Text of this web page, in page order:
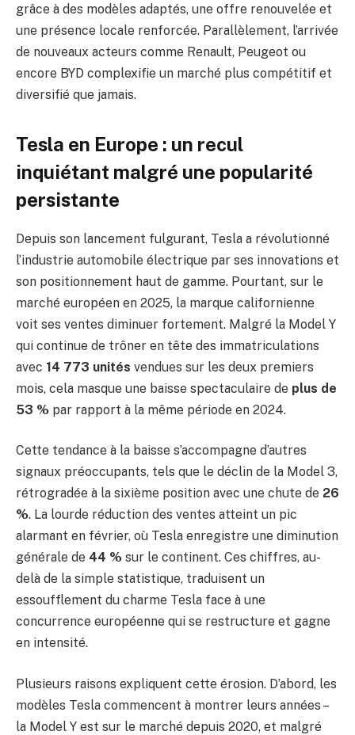
grâce à des modèles adaptés, une offre renouvelée et
une présence locale renforcée. Parallèlement, l’arrivée
de nouveaux acteurs comme Renault, Peugeot ou
encore BYD complexifie un marché plus compétitif et
diversifié que jamais.
Tesla en Europe : un recul
inquiétant malgré une popularité
persistante
Depuis son lancement fulgurant, Tesla a révolutionné
l’industrie automobile électrique par ses innovations et
son positionnement haut de gamme. Pourtant, sur le
marché européen en 2025, la marque californienne
voit ses ventes diminuer fortement. Malgré la Model Y
qui continue de trôner en tête des immatriculations
avec 14 773 unités vendues sur les deux premiers
mois, cela masque une baisse spectaculaire de plus de
53 % par rapport à la même période en 2024.
Cette tendance à la baisse s’accompagne d’autres
signaux préoccupants, tels que le déclin de la Model 3,
rétrogradée à la sixième position avec une chute de 26
%. La lourde réduction des ventes atteint un pic
alarmant en février, où Tesla enregistre une diminution
générale de 44 % sur le continent. Ces chiffres, au-
delà de la simple statistique, traduisent un
essoufflement du charme Tesla face à une
concurrence européenne qui se restructure et gagne
en intensité.
Plusieurs raisons expliquent cette érosion. D’abord, les
modèles Tesla commencent à montrer leurs années –
la Model Y est sur le marché depuis 2020, et malgré